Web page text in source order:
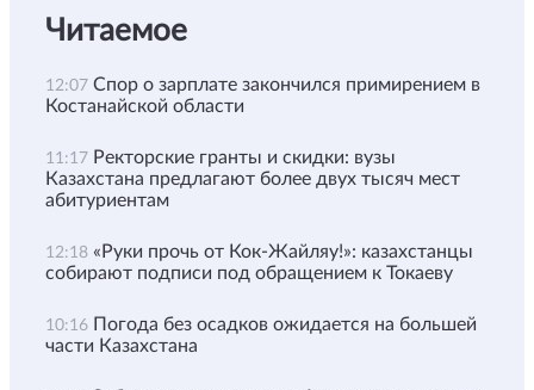
Читаемое
12:07 Спор о зарплате закончился примирением в
Костанайской области
11:17 Ректорские гранты и скидки: вузы
Казахстана предлагают более двух тысяч мест
абитуриентам
12:18 «Руки прочь от Кок-Жайляу!»: казахстанцы
собирают подписи под обращением к Токаеву
10:16 Погода без осадков ожидается на большей
части Казахстана